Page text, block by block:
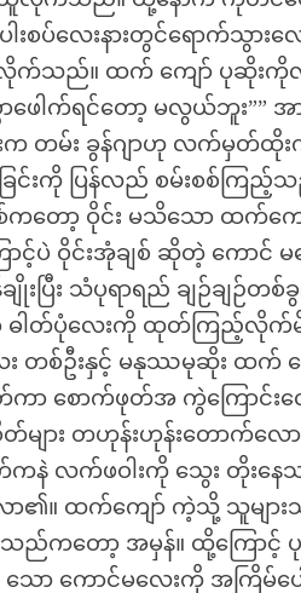
ါးစပ်လေးနားတွင်ရောက်သွာ
လိုက်သည်။ ထက် ကျော် ပုဆိုးကို
စာဖေါက်ရင်တော့ မလွယ်ဘူး””
က တမ်း ခွန်ဂျာဟု လက်မှတ်ထိုး
င်းကို ပြန်လည် စမ်းစစ်ကြ
တော့ ဝိုင်း မသိသော ထက်ကျေ
င့်ပဲ ဝိုင်းအုံချစ် ဆိုတဲ့ ကောင် မ
န်ချိုးပြီး သံပုရာရည် ချဉ်ခ
ါတ်ပုံလေးကို ထုတ်ကြည့်လိုက်မိ
တစ်ဦးနှင့် မနုဿမုဆိုး ထက် က
စောက်ဖုတ်အ ကွဲကြောင်းလေ
စိတ်များ တဟုန်းဟုန်းတော
နဲ လက်ဖဝါးကို သွေး တိုးန
ာ၏။ ထက်ကျော် ကဲ့သို့ သူများ
င်သည်ကတော့ အမှန်။ ထို့ကြော
ကောင်မလေးကို အကြိမ်ပေါ